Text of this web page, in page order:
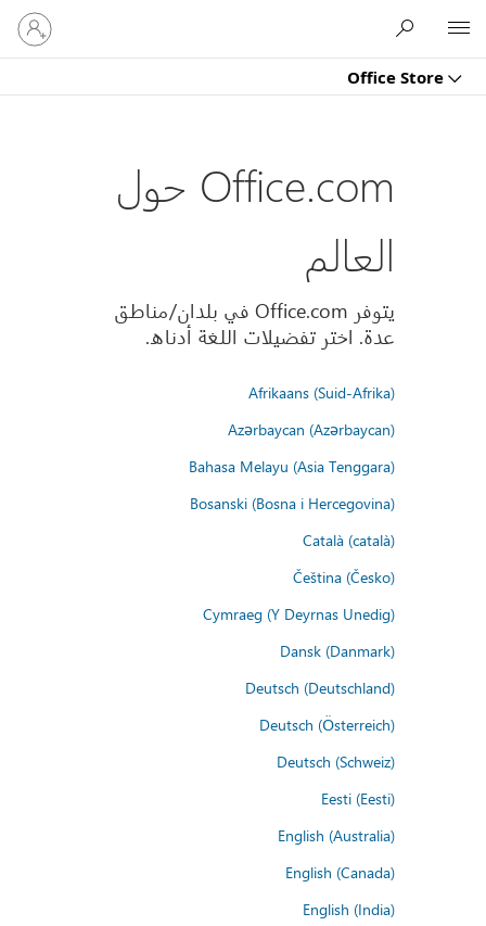
Office Store
تسجيل
الدخول
إلى
Office.com حول
العالم
يتوفر Office.com في بلدان/مناطق
عدة. اختر تفضيلات اللغة أدناه.
Afrikaans (Suid-Afrika)
Azərbaycan (Azərbaycan)
Bahasa Melayu (Asia Tenggara)
Bosanski (Bosna i Hercegovina)
Català (català)
Čeština (Česko)
Cymraeg (Y Deyrnas Unedig)
Dansk (Danmark)
Deutsch (Deutschland)
Deutsch (Österreich)
Deutsch (Schweiz)
Eesti (Eesti)
English (Australia)
English (Canada)
English (India)